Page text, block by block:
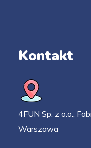
Kontakt
4FUN Sp. z o.o.,
Warszawa